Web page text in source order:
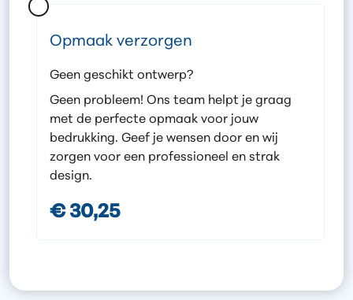
Opmaak verzorgen
Geen geschikt ontwerp?
Geen probleem! Ons team helpt je graag
met de perfecte opmaak voor jouw
bedrukking. Geef je wensen door en wij
zorgen voor een professioneel en strak
design.
€ 30,25